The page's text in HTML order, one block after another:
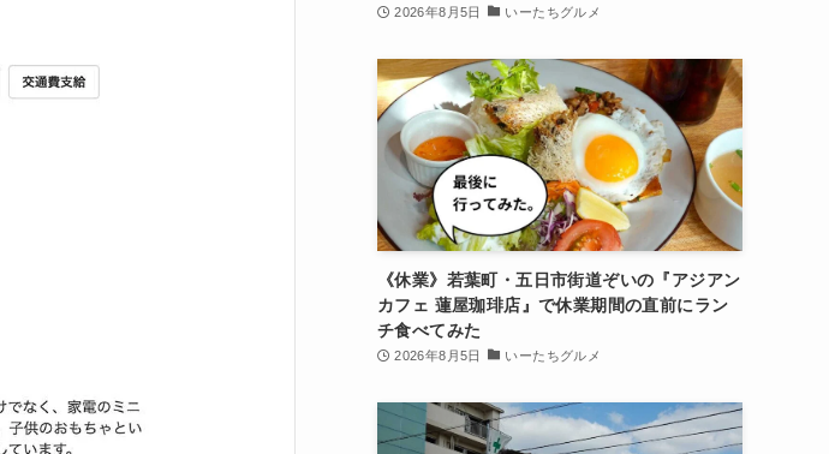
2026年8月5日 いーたちグルメ
《休業》若葉町・五日市街道ぞいの『アジアン
カフェ 蓮屋珈琲店』で休業期間の直前にラン
チ食べてみた
2026年8月5日 いーたちグルメ